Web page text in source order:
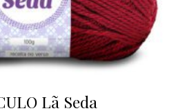
Lã Seda